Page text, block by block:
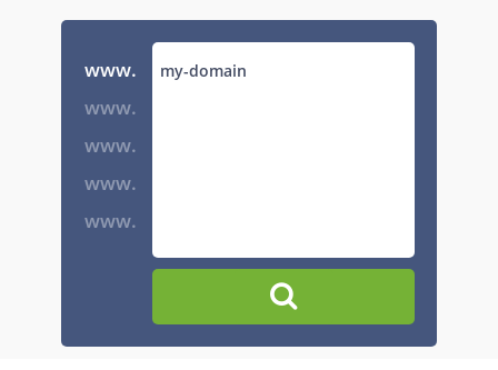
www.
www.
www.
www.
www.